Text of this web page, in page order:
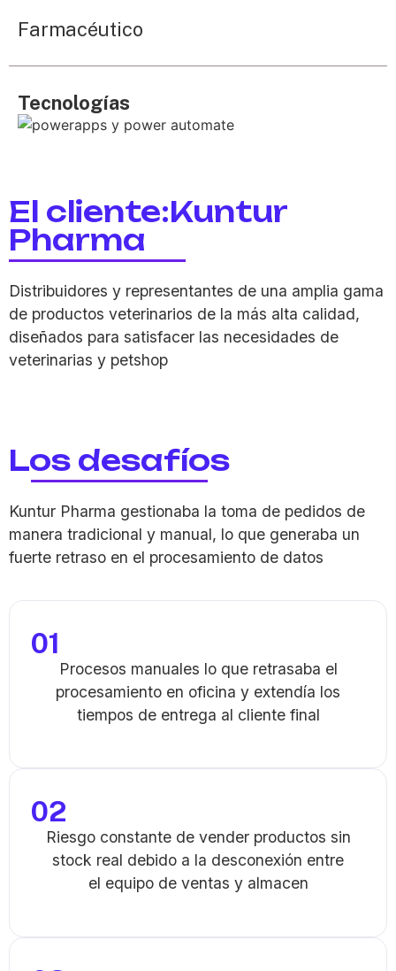
Farmacéutico
Tecnologías
El cliente:Kuntur
Pharma
Distribuidores y representantes de una amplia gama
de productos veterinarios de la más alta calidad,
diseñados para satisfacer las necesidades de
veterinarias y petshop
Los desafíos
Kuntur Pharma gestionaba la toma de pedidos de
manera tradicional y manual, lo que generaba un
fuerte retraso en el procesamiento de datos
01
Procesos manuales loque retrasaba el
procesamiento en oficina y extendía los
tiempos de entrega al cliente final
02
Riesgo constante de vender productos sin
stock real debido a la desconexión entre
el equipo de ventas y almacen